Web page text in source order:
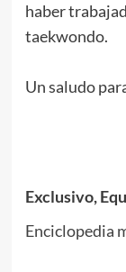
haber
taekwondo.
Un saludo
Exclusivo,
Enciclopedia